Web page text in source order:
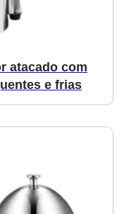
atacado com
e frias